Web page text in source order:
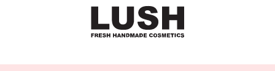
業種から選ぶ デモサイト